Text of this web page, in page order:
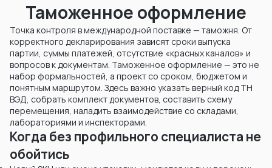
Таможенное оформление
Точка контроля в международной поставке — таможня. От
корректного декларирования зависят сроки выпуска
партии, суммы платежей, отсутствие «красных каналов» и
вопросов к документам. Таможенное оформление — это не
набор формальностей, а проект со сроком, бюджетом и
понятным маршрутом. Здесь важно указать верный код ТН
ВЭД, собрать комплект документов, составить схему
перемещения, наладить взаимодействие со складами,
лабораториями и инспекторами.
Когда без профильного специалиста не
обойтись